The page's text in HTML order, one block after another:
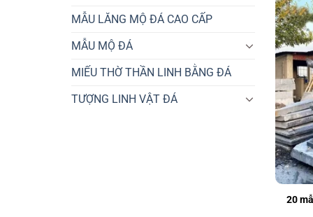
MẪU LĂNG MỘ ĐÁ CAO CẤP
MẪU MỘ ĐÁ
MIẾU THỜ THẦN LINH BẰNG ĐÁ
TƯỢNG LINH VẬT ĐÁ
20